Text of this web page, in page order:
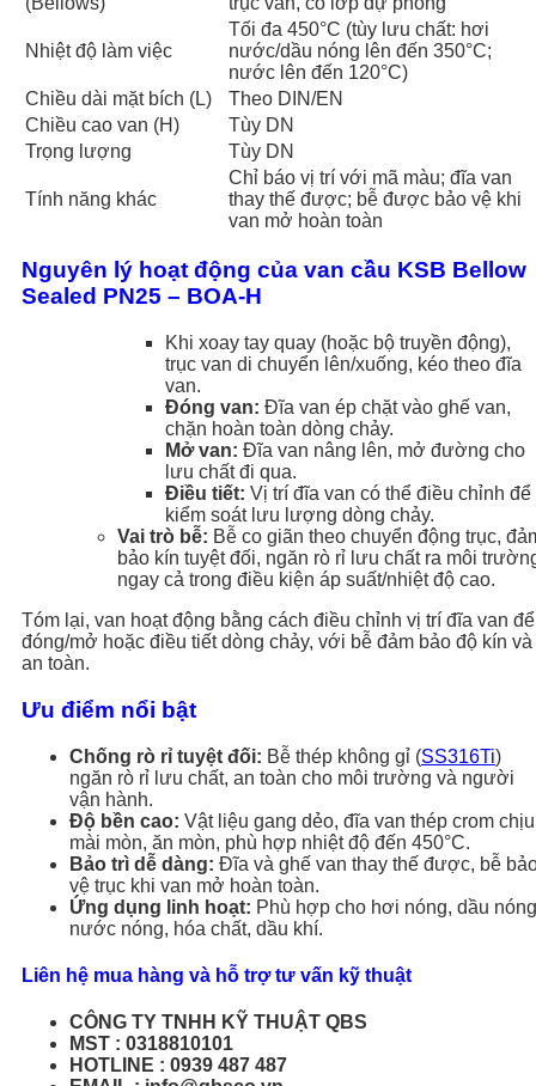
Nhiệt độ làm việc
Tối đa 450°C (tùy lưu chất: hơi
nước/dầu nóng lên đến 350°C;
nước lên đến 120°C)
Chiều dài mặt bích (L)
Theo DIN/EN
Chiều cao van (H)
Tùy DN
Trọng lượng
Tùy DN
Tính năng khác
Chỉ báo vị trí với mã màu; đĩa van
thay thế được; bễ được bảo vệ khi
van mở hoàn toàn
Nguyên lý hoạt động của van cầu KSB Bellow
Sealed PN25 – BOA-H
Khi xoay tay quay (hoặc bộ truyền động),
trục van di chuyển lên/xuống, kéo theo đĩa
van.
Đóng van: Đĩa van ép chặt vào ghế van,
chặn hoàn toàn dòng chảy.
Mở van: Đĩa van nâng lên, mở đường cho
lưu chất đi qua.
Điều tiết: Vị trí đĩa van có thể điều chỉnh để
kiểm soát lưu lượng dòng chảy.
Vai trò bễ: Bễ co giãn theo chuyển động trục,
bảo kín tuyệt đối, ngăn rò rỉ lưu chất ra môi
ngay cả trong điều kiện áp suất/nhiệt độ cao.
Tóm lại, van hoạt động bằng cách điều chỉnh vị trí đĩa van để
đóng/mở hoặc điều tiết dòng chảy, với bễ đảm bảo độ kín và
an toàn.
Ưu điểm nổi bật
Chống rò rỉ tuyệt đối: Bễ thép không gỉ (SS316Ti)
ngăn rò rỉ lưu chất, an toàn cho môi trường và người
vận hành.
Độ bền cao: Vật liệu gang dẻo, đĩa van thép crom chịu
mài mòn, ăn mòn, phù hợp nhiệt độ đến 450°C.
Bảo trì dễ dàng: Đĩa và ghế van thay thế được, bễ
vệ trục khi van mở hoàn toàn.
Ứng dụng linh hoạt: Phù hợp cho hơi nóng, dầu
nước nóng, hóa chất, dầu khí.
Liên hệ mua hàng và hỗ trợ tư vấn kỹ thuật
CÔNG TY TNHH KỸ THUẬT QBS
MST : 0318810101
HOTLINE : 0939 487 487